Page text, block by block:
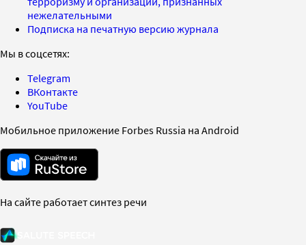
нежелательными
Подписка на печатную версию журнала
Мы в соцсетях:
Telegram
ВКонтакте
YouTube
Мобильное приложение Forbes Russia на Android
На сайте работает синтез речи